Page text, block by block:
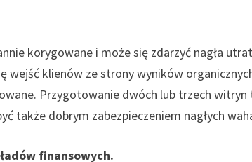
korygowane i może się zdarzyć nagła
wejść klienów ze strony wyników
Przygotowanie dwóch lub trzech
także dobrym zabezpieczeniem nagłych
finansowych.